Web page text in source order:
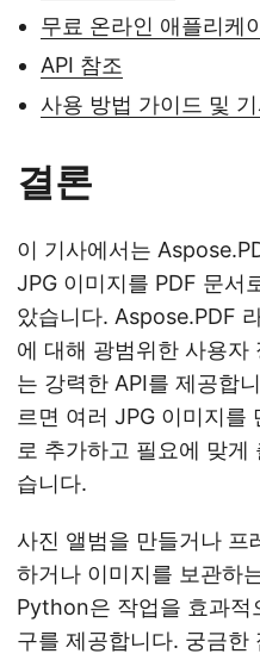
무료 온라인 애플리케
API 참조
사용 방법 가이드 및
결론
이 기사에서는
JPG 이미지를 PDF 문서
았습니다. Aspose.PDF
에 대해 광범위한 사용자
는 강력한 API를 제공합
르면 여러 JPG 이미지를
로 추가하고 필요에 맞게
습니다.
사진 앨범을 만들거나 프
하거나 이미지를 보관하
Python은 작업을 효과적
구를 제공합니다. 궁금한